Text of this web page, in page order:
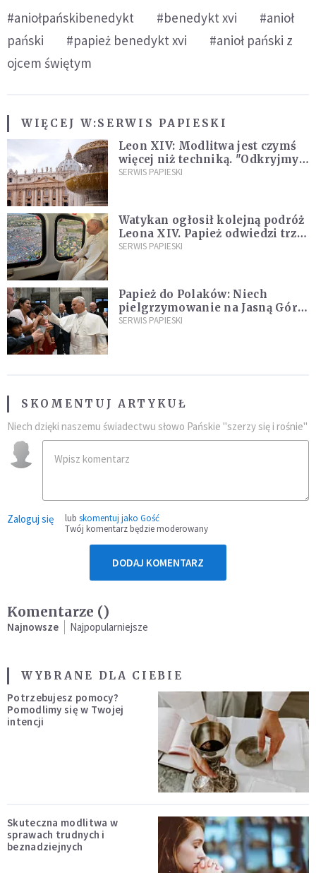
#aniołpańskibenedykt #benedykt xvi
#anioł
pański
#papież benedykt xvi
#anioł pański z
ojcem świętym
WIĘCEJ W:SERWIS PAPIESKI
Leon XIV: Modlitwa jest czymś
więcej niż techniką. "Odkryjmy
ją na nowo"
SERWIS PAPIESKI
Watykan ogłosił kolejną podróż
Leona XIV. Papież odwiedzi trzy
kraje Ameryki Południowej
SERWIS PAPIESKI
Papież do Polaków: Niech
pielgrzymowanie na Jasną Górę
umocni wiarę i nadzieję
SERWIS PAPIESKI
SKOMENTUJ ARTYKUŁ
Niech dzięki naszemu świadectwu słowo Pańskie "szerzy się i rośnie"
Zaloguj się lub skomentuj jako Gość
Twój komentarz będzie moderowany
DODAJ KOMENTARZ
Komentarze ()
Najnowsze Najpopularniejsze
WYBRANE DLA CIEBIE
Potrzebujesz pomocy?
Pomodlimy się w Twojej
intencji
Skuteczna modlitwa w
sprawach trudnych i
beznadziejnych